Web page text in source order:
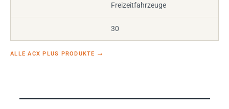
Freizeitfahrzeuge
30
ALLE ACX PLUS PRODUKTE →